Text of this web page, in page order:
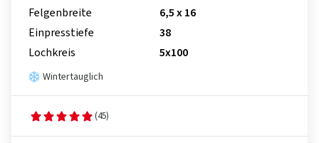
Felgenbreite
6,5 x 16
Einpresstiefe
38
Lochkreis
5x100
Wintertauglich
(45)